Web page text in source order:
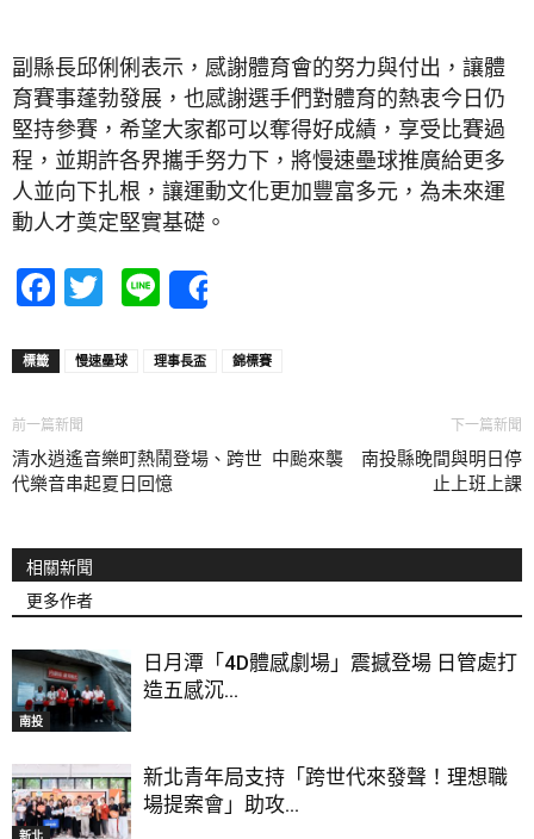
副縣長邱俐俐表示，感謝體育會的努力與付出，讓體
育賽事蓬勃發展，也感謝選手們對體育的熱衷今日仍
堅持參賽，希望大家都可以奪得好成績，享受比賽過
程，並期許各界攜手努力下，將慢速壘球推廣給更多
人並向下扎根，讓運動文化更加豐富多元，為未來運
動人才奠定堅實基礎。
Facebook
Twitter
Line
標籤 慢速壘球 理事長盃 錦標賽
前一篇新聞
清水逍遙音樂町熱鬧登場、跨世
代樂音串起夏日回憶
下一篇新聞
中颱來襲 南投縣晚間與明日停
止上班上課
相關新聞
更多作者
南投
日月潭「4D體感劇場」震撼登場 日管處打
造五感沉...
新北
新北青年局支持「跨世代來發聲！理想職
場提案會」助攻...